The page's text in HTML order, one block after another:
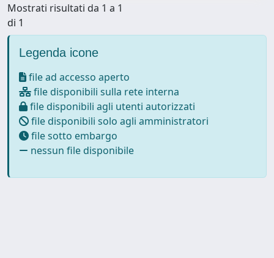
Mostrati risultati da 1 a 1
di 1
Legenda icone
file ad accesso aperto
file disponibili sulla rete interna
file disponibili agli utenti autorizzati
file disponibili solo agli amministratori
file sotto embargo
nessun file disponibile